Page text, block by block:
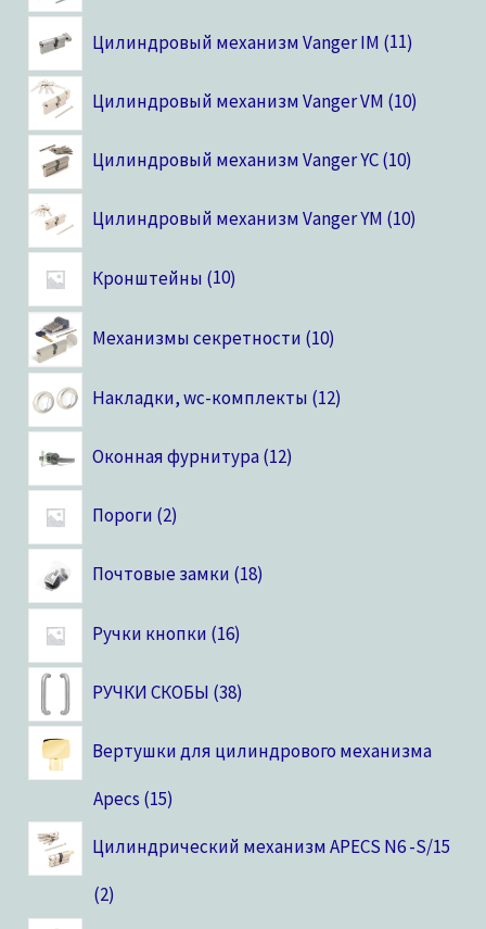
Цилиндровый механизм Vanger IM 11
Цилиндровый механизм Vanger VM 10
Цилиндровый механизм Vanger YC 10
Цилиндровый механизм Vanger YM 10
Кронштейны 10
Механизмы секретности 10
Накладки, wc-комплекты 12
Оконная фурнитура 12
Пороги 2
Почтовые замки 18
Ручки кнопки 16
РУЧКИ СКОБЫ 38
Вертушки для цилиндрового механизма
Apecs 15
Цилиндрический механизм APECS N6 -S/15
2